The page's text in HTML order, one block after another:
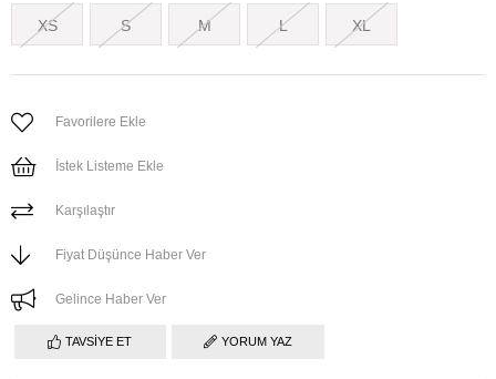
XS S M L XL
Favorilere Ekle
İstek Listeme Ekle
Karşılaştır
Fiyat Düşünce Haber Ver
Gelince Haber Ver
TAVSIYE ET YORUM YAZ